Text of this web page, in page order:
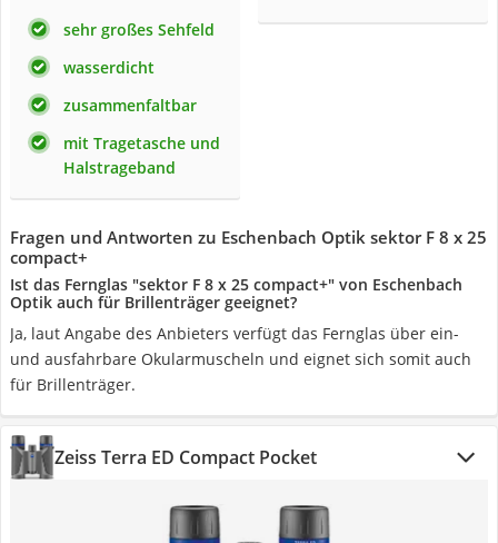
sehr großes Sehfeld
wasserdicht
zusammenfaltbar
mit Tragetasche und
Halstrageband
Fragen und Antworten zu Eschenbach Optik sektor F 8 x 25
compact+
Ist das Fernglas "sektor F 8 x 25 compact+" von Eschenbach
Optik auch für Brillenträger geeignet?
Ja, laut Angabe des Anbieters verfügt das Fernglas über ein-
und ausfahrbare Okularmuscheln und eignet sich somit auch
für Brillenträger.
Zeiss Terra ED Compact Pocket